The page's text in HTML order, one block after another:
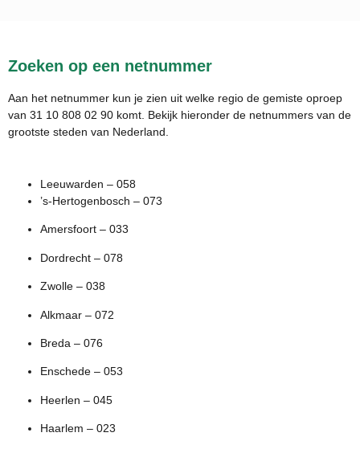
Zoeken op een netnummer
Aan het netnummer kun je zien uit welke regio de gemiste oproep
van 31 10 808 02 90 komt. Bekijk hieronder de netnummers van de
grootste steden van Nederland.
Leeuwarden – 058
’s-Hertogenbosch – 073
Amersfoort – 033
Dordrecht – 078
Zwolle – 038
Alkmaar – 072
Breda – 076
Enschede – 053
Heerlen – 045
Haarlem – 023